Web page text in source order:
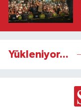
Yükleniyor...